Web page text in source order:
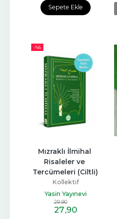
Sepete Ekle
-%6
Mızraklı İlmihal
Risaleler ve
Tercümeleri (Ciltli)
Kollektif
Yasin Yayınevi
29,90
27,90